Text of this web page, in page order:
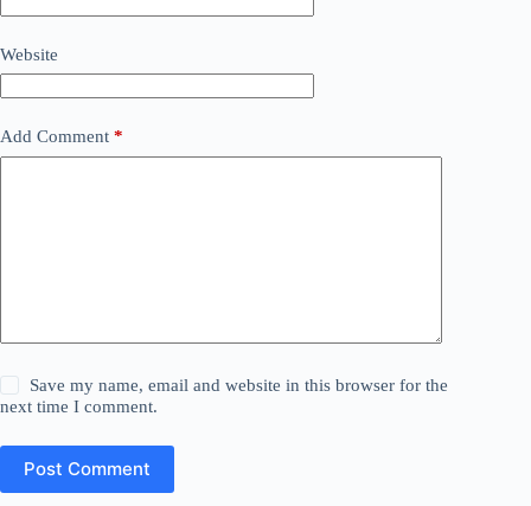
Website
Add Comment *
Save my name, email and website in this browser for the
next time I comment.
Post Comment